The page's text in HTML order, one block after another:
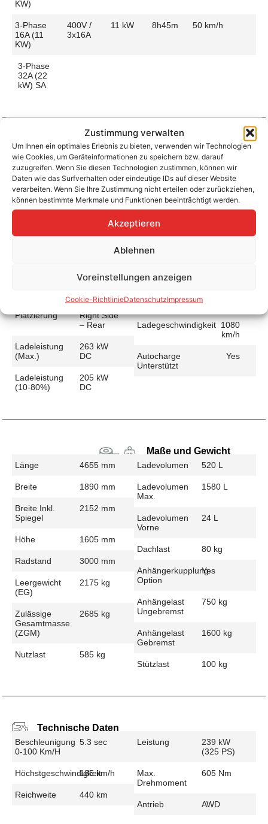
Zustimmung verwalten
Um Ihnen ein optimales Erlebnis zu bieten, verwenden wir Technologien
wie Cookies, um Geräteinformationen zu speichern bzw. darauf
zuzugreifen. Wenn Sie diesen Technologien zustimmen, können wir
Daten wie das Surfverhalten oder eindeutige IDs auf dieser Website
verarbeiten. Wenn Sie Ihre Zustimmung nicht erteilen oder zurückziehen,
können bestimmte Merkmale und Funktionen beeinträchtigt werden.
Akzeptieren
Ablehnen
Voreinstellungen anzeigen
Cookie-RichtlinieDatenschutzImpressum
KW)
3-Phase
16A (11
KW)
400V /
3x16A
11 kW 8h45m 50 km/h
3-Phase
32A (22
kW) SA
Aufladen zu Hause / am Fahrtziel
Ladeanschluss Type 2
Platzierung
Right Side
– Rear
Ladezeit (0-
>490 Km)
8h45m
Ladegeschwindigkeit51 km/h
Schnellladen
Platzierung
Right Side
– Rear
Ladeleistung
(max.)
263 kW
DC
Ladeleistung
(10-80%)
205 kW
DC
>392 Km)
Ladegeschwindigkeit 1080
km/h
Autocharge
Unterstützt
Yes
Maße und Gewicht
Länge 4655 mm
Breite 1890 mm
Breite Inkl.
Spiegel
2152 mm
Höhe 1605 mm
Radstand 3000 mm
Leergewicht
(EG)
2175 kg
Zulässige
Gesamtmasse
(zGM)
2685 kg
Nutzlast 585 kg
Ladevolumen 520 L
Ladevolumen
Max.
1580 L
Ladevolumen
Vorne
24 L
Dachlast 80 kg
Anhängerkupplung
Option
Yes
Anhängelast
Ungebremst
750 kg
Anhängelast
Gebremst
1600 kg
Stützlast 100 kg
Technische Daten
Beschleunigung
0-100 Km/h
5.3 sec
Höchstgeschwindigkeit
185 km/h
Reichweite 440 km
Leistung
239 kW
(325 PS)
Max.
Drehmoment
605 Nm
Antrieb AWD